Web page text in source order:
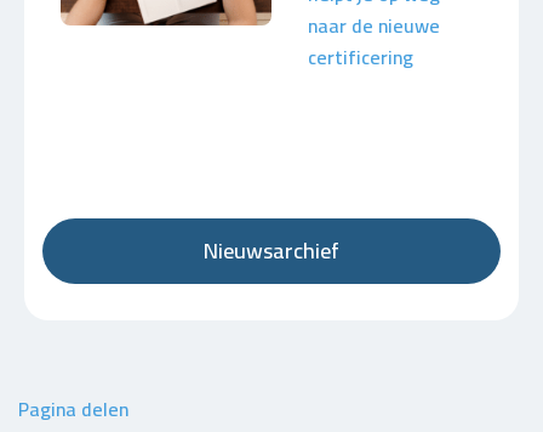
naar de nieuwe
certificering
Nieuwsarchief
Pagina delen